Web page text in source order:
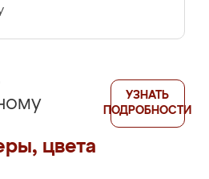
цвета
УЗНАТЬ
ПОДРОБНОСТИ